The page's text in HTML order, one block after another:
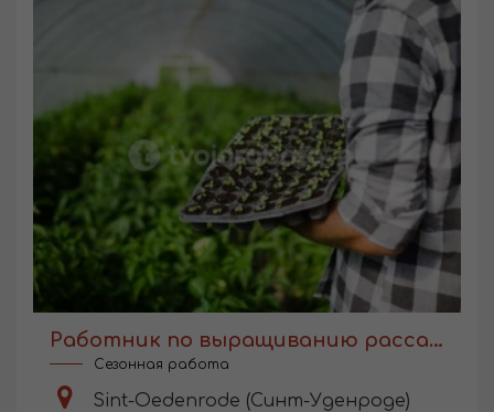
Работник по выращиванию рассады в Голландии
Сезонная работа
Sint-Oedenrode (Синт-Уденроде)